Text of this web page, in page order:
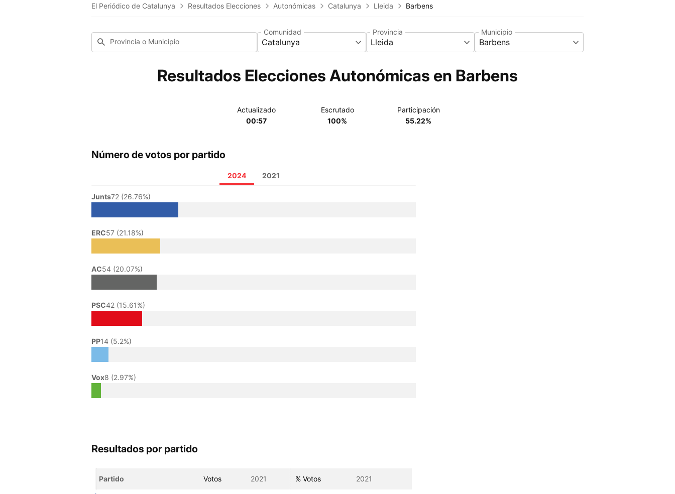
El Periódico de Catalunya Resultados Elecciones Autonómicas Catalunya Lleida Barbens
Provincia o Municipio Catalunya
Comunidad
Lleida
Provincia
Barbens
Municipio
Resultados Elecciones Autonómicas en Barbens
Actualizado
00:57
Escrutado
100%
Participación
55.22%
Número de votos por partido
2024 2021
Junts72 (26.76%)
ERC57 (21.18%)
AC54 (20.07%)
PSC42 (15.61%)
PP14 (5.2%)
Vox8 (2.97%)
Resultados por partido
Partido Votos 2021 % Votos 2021